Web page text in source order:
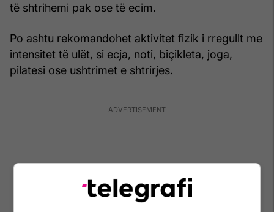
të shtrihemi pak ose të ecim.
Po ashtu rekomandohet aktivitet fizik i rregullt me
intensitet të ulët, si ecja, noti, biçikleta, joga,
pilatesi ose ushtrimet e shtrirjes.